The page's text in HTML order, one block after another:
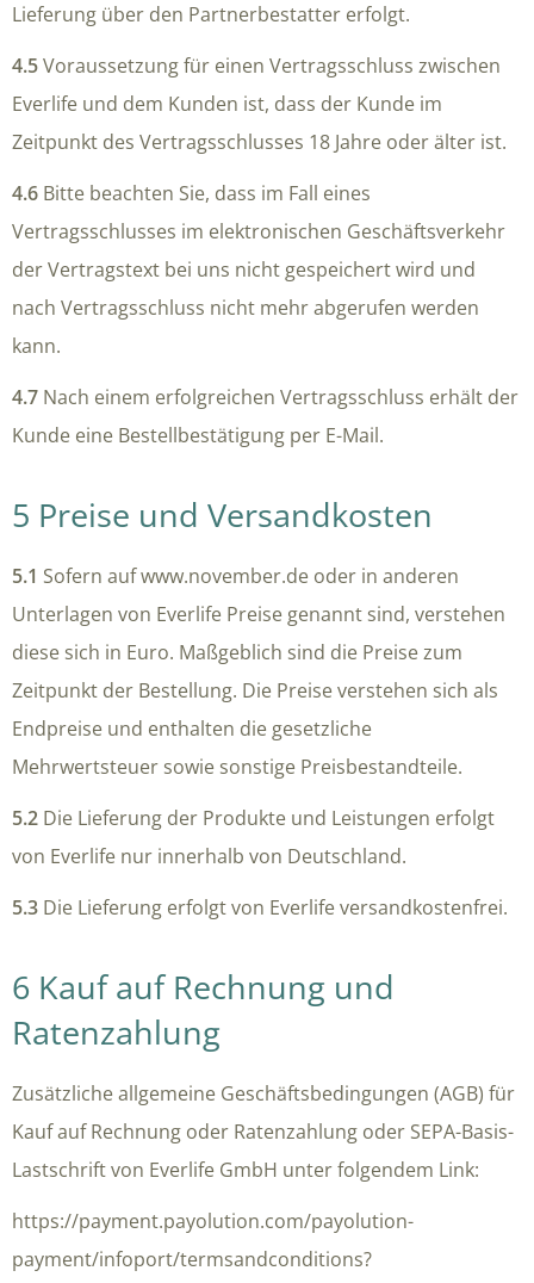
Lieferung über den Partnerbestatter erfolgt.
4.5Voraussetzung für einen Vertragsschluss zwischen
Everlife und dem Kunden ist, dass der Kunde im
Zeitpunkt des Vertragsschlusses 18 Jahre oder älter ist.
4.6 Bitte beachten Sie, dass im Fall eines
Vertragsschlusses im elektronischen Geschäftsverkehr
der Vertragstext bei uns nicht gespeichert wird und
nach Vertragsschluss nicht mehr abgerufen werden
kann.
4.7 Nach einem erfolgreichen Vertragsschluss erhält der
Kunde eine Bestellbestätigung per E-Mail.
5 Preise und Versandkosten
5.1 Sofern auf www.november.de oder in anderen
Unterlagen von Everlife Preise genannt sind, verstehen
diese sich in Euro. Maßgeblich sind die Preise zum
Zeitpunkt der Bestellung. Die Preise verstehen sich als
Endpreise und enthalten die gesetzliche
Mehrwertsteuer sowie sonstige Preisbestandteile.
5.2 Die Lieferung der Produkte und Leistungen erfolgt
von Everlife nur innerhalb von Deutschland.
5.3 Die Lieferung erfolgt von Everlife versandkostenfrei.
6 Kauf auf Rechnung und
Ratenzahlung
Zusätzliche allgemeine Geschäftsbedingungen (AGB) für
Kauf auf Rechnung oder Ratenzahlung oder SEPA-Basis-
Lastschrift von Everlife GmbH unter folgendem Link:
https://payment.payolution.com/payolution-
payment/infoport/termsandconditions?